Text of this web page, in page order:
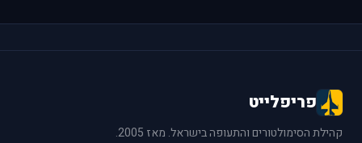
פריפלייט
קהילת הסימולטורים והתעופה בישראל. מאז 2005.